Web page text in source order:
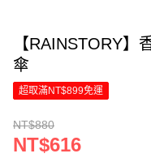
【RAINSTORY】
傘
超取滿NT$899免運
NT$880
NT$616